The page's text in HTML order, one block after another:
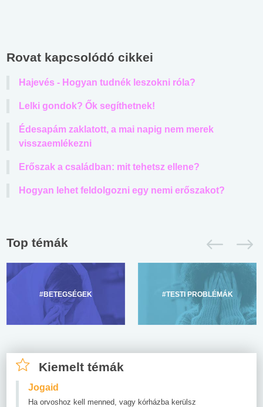
Rovat kapcsolódó cikkei
Hajevés - Hogyan tudnék leszokni róla?
Lelki gondok? Ők segíthetnek!
Édesapám zaklatott, a mai napig nem merek
visszaemlékezni
Erőszak a családban: mit tehetsz ellene?
Hogyan lehet feldolgozni egy nemi erőszakot?
Top témák
#BETEGSÉGEK #TESTI PROBLÉMÁK
Kiemelt témák
Jogaid
Ha orvoshoz kell menned, vagy kórházba kerülsz